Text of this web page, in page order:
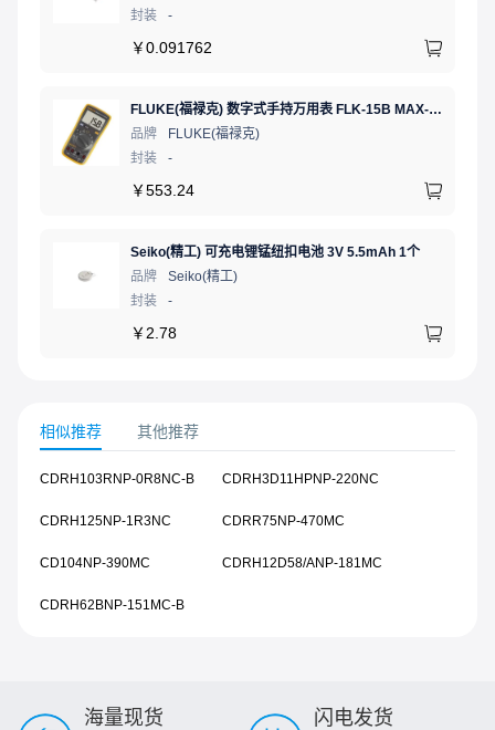
封装
-
￥0.091762
FLUKE(福禄克) 数字式手持万用表 FLK-15B MAX-01/CN 二极管测试;通断测试
品牌
FLUKE(福禄克)
封装
-
￥553.24
Seiko(精工) 可充电锂锰纽扣电池 3V 5.5mAh 1个
品牌
Seiko(精工)
封装
-
￥ 2.78
相似推荐 其他推荐
CDRH103RNP-0R8NC-B CDRH3D11HPNP-220NC
CDRH125NP-1R3NC CDRR75NP-470MC
CD104NP-390MC CDRH12D58/ANP-181MC
CDRH62BNP-151MC-B
海量现货 闪电发货